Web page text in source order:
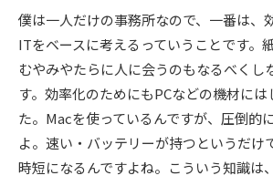
僕は一人だけの事務所なので、一番は、
ITをベースに考えるっていうことです。
むやみやたらに人に会うのもなるべくし
す。効率化のためにもPCなどの機材に
た。Macを使っているんですが、圧倒的
よ。速い・バッテリーが持つというだけ
時短になるんですよね。こういう知識は